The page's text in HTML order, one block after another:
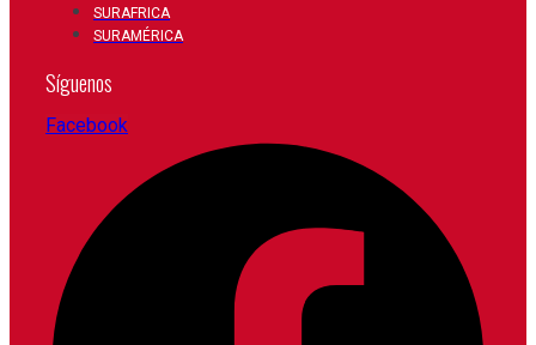
SURAFRICA
SURAMÉRICA
Síguenos
Facebook